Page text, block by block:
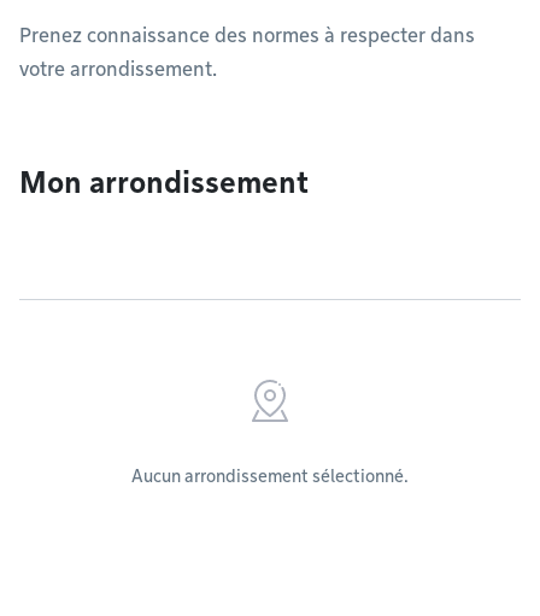
Prenez connaissance des normes à respecter dans
votre arrondissement.
Mon arrondissement
Aucun arrondissement sélectionné.